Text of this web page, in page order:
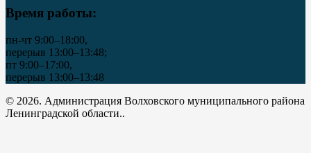
Время работы:
пн-чт 9:00–18:00,
перерыв 13:00–13:48;
пт 9:00–17:00,
перерыв 13:00–13:48
© 2026. Администрация Волховского муниципального района
Ленинградской области..